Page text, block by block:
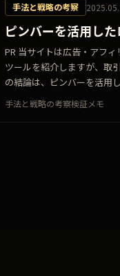
手法と戦略の考察
ピンバーを活用し
PR 当サイトは広告・アフ
ツールを紹介しますが、取
の結論は、ピンバーを活用
手法と戦略の考察検証メモ